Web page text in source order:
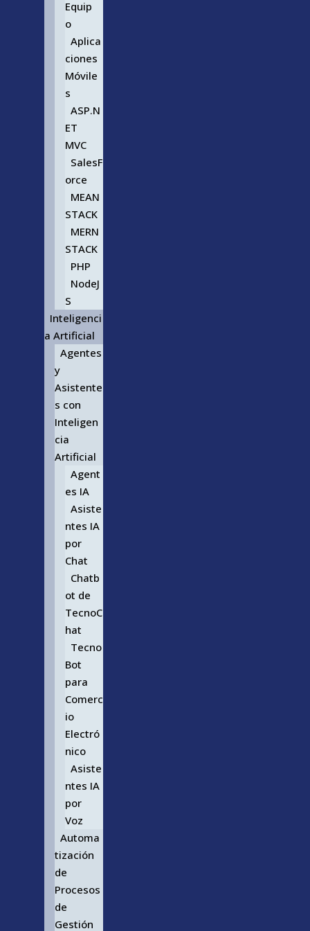
Equip
o
Aplica
ciones
Móvile
s
ASP.N
ET
MVC
SalesF
orce
MEAN
STACK
MERN
STACK
PHP
NodeJ
S
Inteligenci
a Artificial
Agentes
y
Asistente
s con
Inteligen
cia
Artificial
Agent
es IA
Asiste
ntes IA
por
Chat
Chatb
ot de
TecnoC
hat
Tecno
Bot
para
Comerc
io
Electró
nico
Asiste
ntes IA
por
Voz
Automa
tización
de
Procesos
de
Gestión